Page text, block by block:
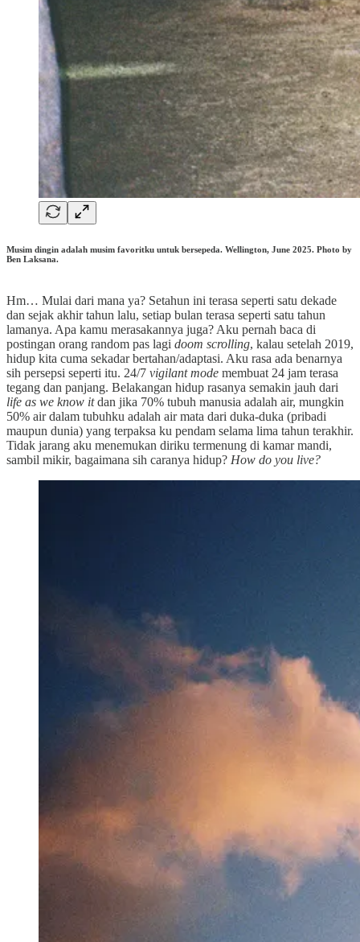
Musim dingin adalah musim favoritku untuk bersepeda. Wellington, June 2025. Photo by
Ben Laksana.
Hm… Mulai dari mana ya? Setahun ini terasa seperti satu dekade
dan sejak akhir tahun lalu, setiap bulan terasa seperti satu tahun
lamanya. Apa kamu merasakannya juga? Aku pernah baca di
postingan orang random pas lagi doom scrolling, kalau setelah 2019,
hidup kita cuma sekadar bertahan/adaptasi. Aku rasa ada benarnya
sih persepsi seperti itu. 24/7 vigilant mode membuat 24 jam terasa
tegang dan panjang. Belakangan hidup rasanya semakin jauh dari
life as we know itdan jika 70% tubuh manusia adalah air, mungkin
50% air dalam tubuhku adalah air mata dari duka-duka (pribadi
maupun dunia) yang terpaksa ku pendam selama lima tahun terakhir.
Tidak jarang aku menemukan diriku termenung di kamar mandi,
sambil mikir, bagaimana sih caranya hidup? How do you live?